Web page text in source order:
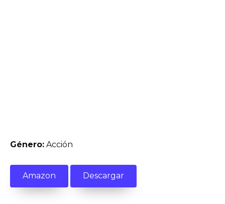
Género: Acción
Amazon Descargar